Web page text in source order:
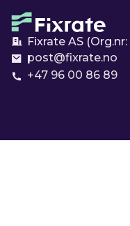
Fixrate AS (Org.nr:
post@fixrate.no
+47 96 00 86 89